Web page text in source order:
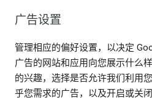
广告设置
管理相应的偏好设置，以决定
广告的网站和应用向您展示什么
的兴趣，选择是否允许我们利用
乎您需求的广告，以及开启或关